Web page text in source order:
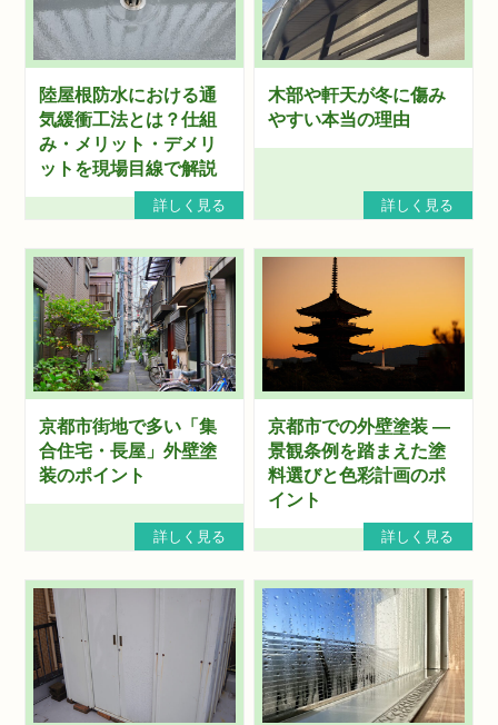
陸屋根防水における通
気緩衝工法とは？仕組
み・メリット・デメリ
ットを現場目線で解説
詳しく見る
木部や軒天が冬に傷み
やすい本当の理由
詳しく見る
京都市街地で多い「集
合住宅・長屋」外壁塗
装のポイント
詳しく見る
京都市での外壁塗装 ―
景観条例を踏まえた塗
料選びと色彩計画のポ
イント
詳しく見る